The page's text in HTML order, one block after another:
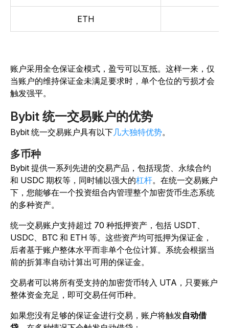
ETH
账户采用全仓保证金模式，盈亏可以互抵。这样一来，仅
当账户的维持保证金未满足要求时，单个仓位的亏损才会
触发强平。
Bybit 统一交易账户的优势
Bybit 统一交易账户具有以下几大独特优势。
多币种
Bybit 提供一系列先进的交易产品，包括现货、永续合约
和 USDC 期权等，同时辅以强大的杠杆。在统一交易账户
下，您能够在一个投资组合内管理整个加密货币生态系统
的多种资产。
统一交易账户支持超过 70 种抵押资产，包括 USDT、
USDC、BTC 和 ETH 等。这些资产均可抵押为保证金，
后者基于账户整体水平而非单个仓位计算。系统会根据当
前的折算率自动计算出可用的保证金。
交易者可以将所有受支持的加密货币转入 UTA，只要账户
整体资金充足，即可交易任何币种。
如果您没有足够的保证金进行交易，账户将触发自动借